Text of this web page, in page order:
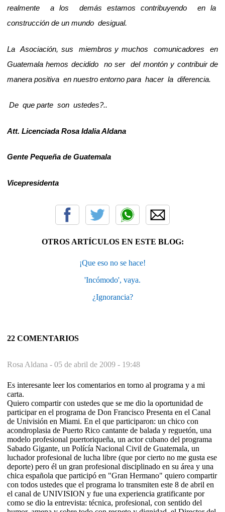
realmente a los demás estamos contribuyendo en la
construcción de un mundo desigual.
La Asociación, sus miembros y muchos comunicadores en
Guatemala hemos decidido no ser del montón y contribuir de
manera positiva en nuestro entorno para hacer la diferencia.
De que parte son ustedes?..
Att. Licenciada Rosa Idalia Aldana
Gente Pequeña de Guatemala
Vicepresidenta
OTROS ARTÍCULOS EN ESTE BLOG:
¡Que eso no se hace!
'Incómodo', vaya.
¿Ignorancia?
22 COMENTARIOS
Rosa Aldana - 05 de abril de 2009 - 19:48
Es interesante leer los comentarios en torno al programa y a mi
carta.
Quiero compartir con ustedes que se me dio la oportunidad de
participar en el programa de Don Francisco Presenta en el Canal
de Univisión en Miami. En el que participaron: un chico con
acondroplasia de Puerto Rico cantante de balada y reguetón, una
modelo profesional puertoriqueña, un actor cubano del programa
Sabado Gigante, un Polícía Nacional Civil de Guatemala, un
luchador profesional de lucha libre (que por cierto no me gusta ese
deporte) pero él un gran profesional disciplinado en su área y una
chica española que participó en "Gran Hermano" quiero compartir
con todos ustedes que el programa lo transmiten este 8 de abril en
el canal de UNIVISION y fue una experiencia gratificante por
como se dio la entrevista: técnica, profesional, con sentido del